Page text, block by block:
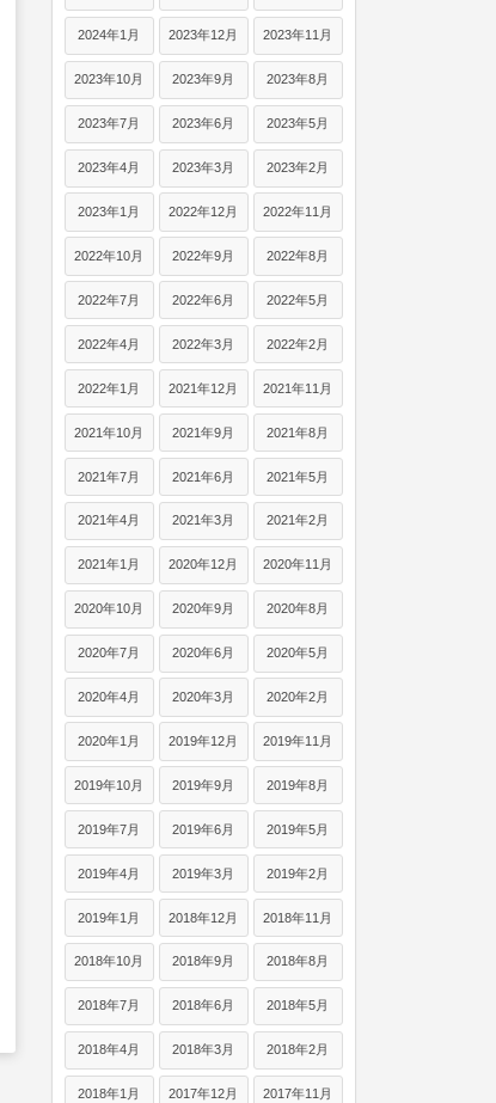
2024年1月 2023年12月 2023年11月
2023年10月 2023年9月 2023年8月
2023年7月 2023年6月 2023年5月
2023年4月 2023年3月 2023年2月
2023年1月 2022年12月 2022年11月
2022年10月 2022年9月 2022年8月
2022年7月 2022年6月 2022年5月
2022年4月 2022年3月 2022年2月
2022年1月 2021年12月 2021年11月
2021年10月 2021年9月 2021年8月
2021年7月 2021年6月 2021年5月
2021年4月 2021年3月 2021年2月
2021年1月 2020年12月 2020年11月
2020年10月 2020年9月 2020年8月
2020年7月 2020年6月 2020年5月
2020年4月 2020年3月 2020年2月
2020年1月 2019年12月 2019年11月
2019年10月 2019年9月 2019年8月
2019年7月 2019年6月 2019年5月
2019年4月 2019年3月 2019年2月
2019年1月 2018年12月 2018年11月
2018年10月 2018年9月 2018年8月
2018年7月 2018年6月 2018年5月
2018年4月 2018年3月 2018年2月
2018年1月 2017年12月 2017年11月